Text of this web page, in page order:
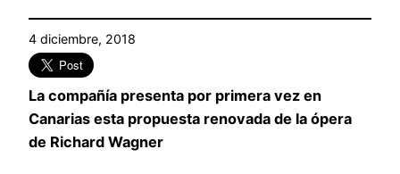
4 diciembre, 2018
La compañía presenta por primera vez en
Canarias esta propuesta renovada de la ópera
de Richard Wagner